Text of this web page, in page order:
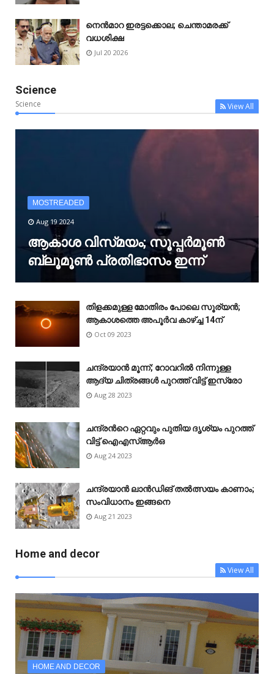
നെൻമാറ ഇരട്ടക്കൊല; ചെന്താമരക്ക്
വധശിക്ഷ
Jul 20 2026
Science
Science View All
MOSTREADED
Aug 19 2024
ആകാശ വിസ്‌മയം; സൂപ്പർമൂൺ
ബ്ലൂമൂൺ പ്രതിഭാസം ഇന്ന്
തിളക്കമുള്ള മോതിരം പോലെ സൂര്യൻ;
ആകാശത്തെ അപൂർവ കാഴ്‌ച്ച 14ന്
Oct 09 2023
ചന്ദ്രയാൻ മൂന്ന്; റോവറിൽ നിന്നുള്ള
ആദ്യ ചിത്രങ്ങൾ പുറത്ത് വിട്ട് ഇസ്രോ
Aug 28 2023
ചന്ദ്രന്‍റെ ഏറ്റവും പുതിയ ദൃശ്യം പുറത്ത്
വിട്ട് ഐഎസ്ആർഒ
Aug 24 2023
ചന്ദ്രയാൻ ലാൻഡിങ് തൽത്സയം കാണാം;
സംവിധാനം ഇങ്ങനെ
Aug 21 2023
Home and decor
View All
HOME AND DECOR